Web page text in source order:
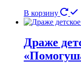
В корзину
Драже